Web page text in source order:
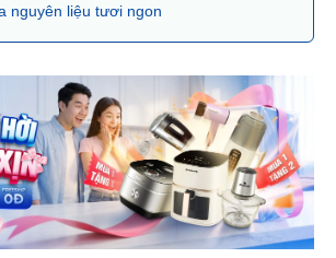
nguyên liệu tươi ngon